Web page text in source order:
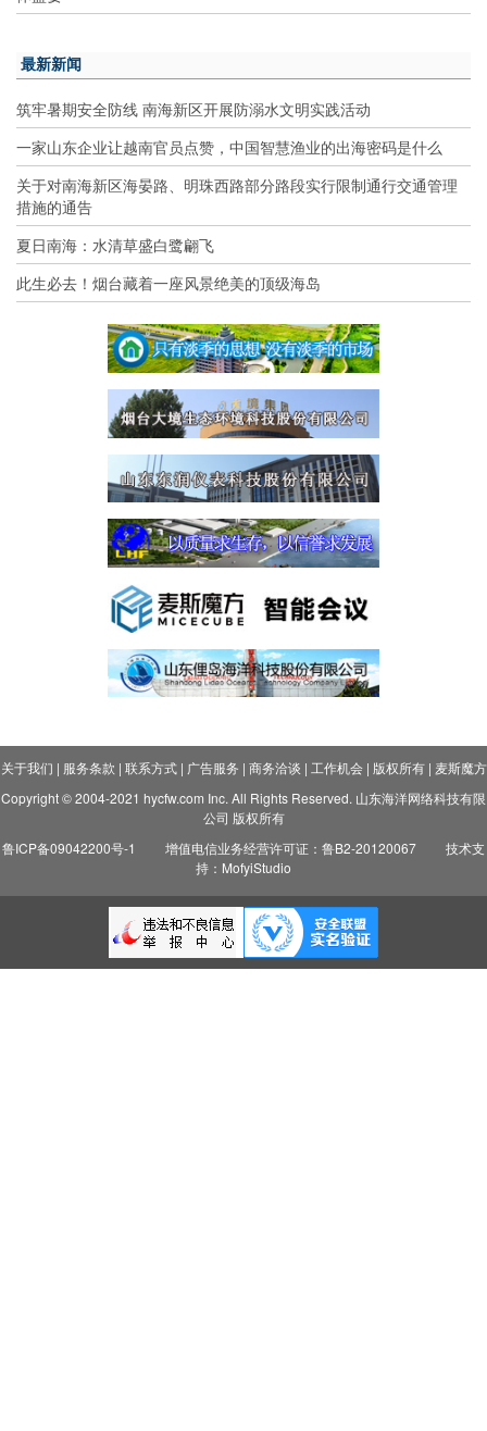
最新新闻
筑牢暑期安全防线 南海新区开展防溺水文明实践活动
一家山东企业让越南官员点赞，中国智慧渔业的出海密码是什么
关于对南海新区海晏路、明珠西路部分路段实行限制通行交通管理
措施的通告
夏日南海：水清草盛白鹭翩飞
此生必去！烟台藏着一座风景绝美的顶级海岛
关于我们 | 服务条款 | 联系方式| 广告服务 | 商务洽谈 | 工作机会| 版权所有| 麦斯魔方
Copyright © 2004-2021 hycfw.com Inc. All Rights Reserved. 山东海洋网络科技有限
公司 版权所有
鲁ICP备09042200号-1
增值电信业务经营许可证：鲁B2-20120067
技术支
持：MofyiStudio